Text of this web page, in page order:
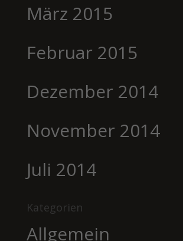
März 2015
Februar 2015
Dezember 2014
November 2014
Juli 2014
Kategorien
Allgemein